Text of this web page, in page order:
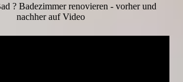
? Badezimmer renovieren - vorher und
nachher auf Video